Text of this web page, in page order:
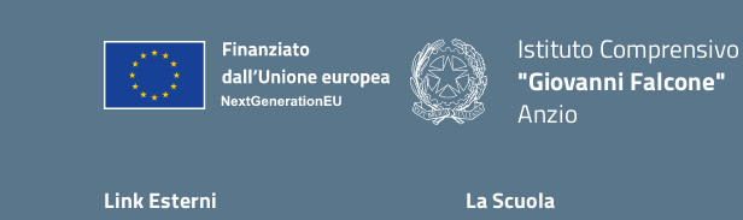
Istituto
"Giovanni Falcone"
Anzio
Link Esterni La Scuola